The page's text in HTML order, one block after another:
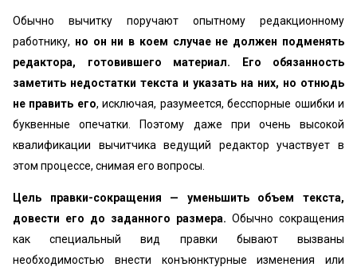
Обычно вычитку поручают опытному редакционному
работнику, но он ни в коем случае не должен подменять
редактора, готовившего материал. Его обязанность
заметить недостатки текста и указать на них, но отнюдь
не править его, исключая, разумеется, бесспорные ошибки и
буквенные опечатки. Поэтому даже при очень высокой
квалификации вычитчика ведущий редактор участвует в
этом процессе, снимая его вопросы.
Цель правки-сокращения — уменьшить объем текста,
довести его до заданного размера. Обычно сокращения
как специальный вид правки бывают вызваны
необходимостью внести конъюнктурные изменения или